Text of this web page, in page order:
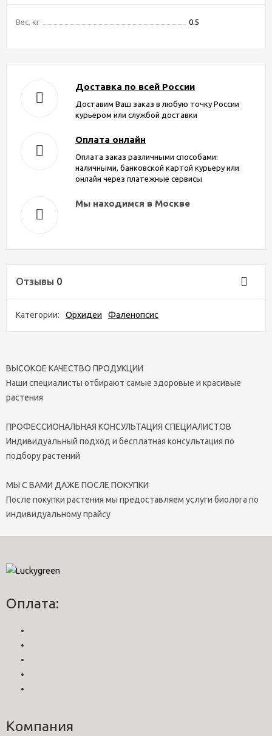
Вес, кг 0.5
Доставка по всей России
Доставим Ваш заказ в любую точку России
курьером или службой доставки
Оплата онлайн
Оплата заказ различными способами:
наличными, банковской картой курьеру или
онлайн через платежные сервисы
Мы находимся в Москве
Отзывы 0
Категории: Орхидеи Фаленопсис
ВЫСОКОЕ КАЧЕСТВО ПРОДУКЦИИ
Наши специалисты отбирают самые здоровые и красивые
растения
ПРОФЕССИОНАЛЬНАЯ КОНСУЛЬТАЦИЯ СПЕЦИАЛИСТОВ
Индивидуальный подход и бесплатная консультация по
подбору растений
МЫ С ВАМИ ДАЖЕ ПОСЛЕ ПОКУПКИ
После покупки растения мы предоставляем услуги биолога по
индивидуальному прайсу
Оплата:
Компания